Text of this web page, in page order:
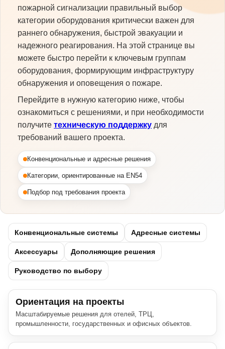
пожарной сигнализации правильный выбор
категории оборудования критически важен для
раннего обнаружения, быстрой эвакуации и
надежного реагирования. На этой странице вы
можете быстро перейти к ключевым группам
оборудования, формирующим инфраструктуру
обнаружения и оповещения о пожаре.
Перейдите в нужную категорию ниже, чтобы
ознакомиться с решениями, и при необходимости
получите техническую поддержку для
требований вашего проекта.
Конвенциональные и адресные решения
Категории, ориентированные на EN54
Подбор под требования проекта
Конвенциональные системы Адресные системы
Аксессуары Дополняющие решения
Руководство по выбору
Ориентация на проекты
Масштабируемые решения для отелей, ТРЦ,
промышленности, государственных и офисных объектов.